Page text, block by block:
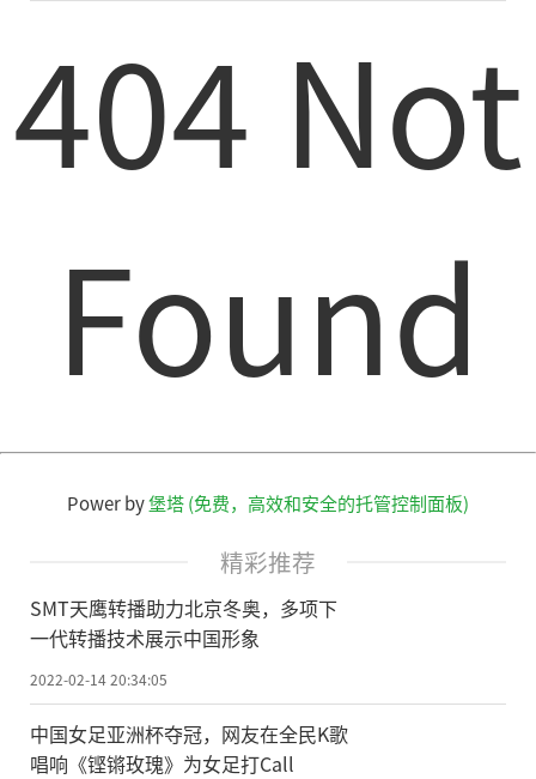
404 Not
Found
Power by堡塔 (免费，高效和安全的托管控制面板)
精彩推荐
SMT天鹰转播助力北京冬奥，多项下
一代转播技术展示中国形象
2022-02-14 20:34:05
中国女足亚洲杯夺冠，网友在全民K歌
唱响《铿锵玫瑰》为女足打Call